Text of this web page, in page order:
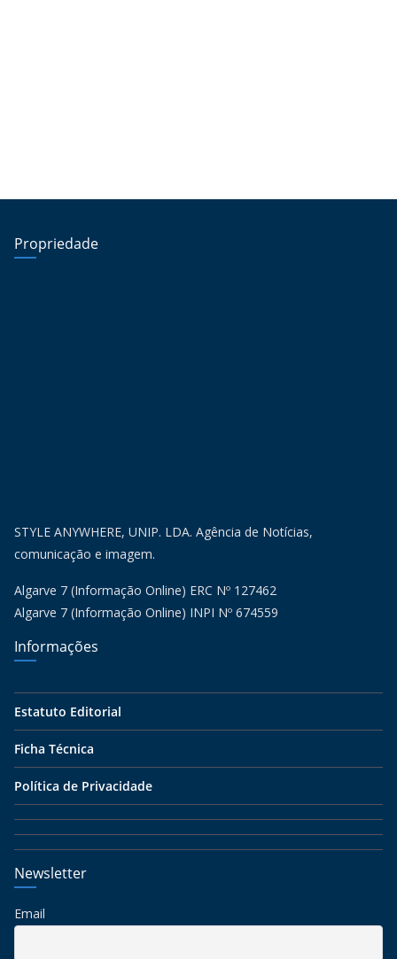
Propriedade
STYLE ANYWHERE, UNIP. LDA. Agência de Notícias,
comunicação e imagem.
Algarve 7 (Informação Online) ERC Nº 127462
Algarve 7 (Informação Online) INPI Nº 674559
Informações
Estatuto Editorial
Ficha Técnica
Política de Privacidade
Newsletter
Email